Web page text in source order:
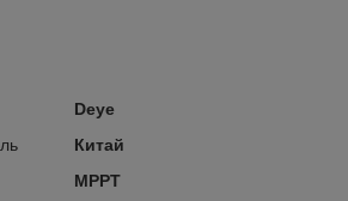
Deye
Китай
MPPT